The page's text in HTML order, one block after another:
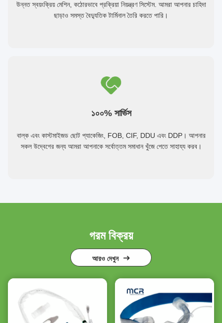
উন্নত স্বয়ংক্রিয় মেশিন, কঠোরভাবে প্রক্রিয়া নিয়ন্ত্রণ সিস্টেম. আমরা আপনার চাহিদা
ছাড়াও সমস্ত বৈদ্যুতিক টার্মিনাল তৈরি করতে পারি।
১০০% সার্ভিস
বাল্ক এবং কাস্টমাইজড ছোট প্যাকেজিং, FOB, CIF, DDU এবং DDP। আপনার
সকল উদ্বেগের জন্য আমরা আপনাকে সর্বোত্তম সমাধান খুঁজে পেতে সাহায্য করব।
গরম বিক্রয়
আরও দেখুন